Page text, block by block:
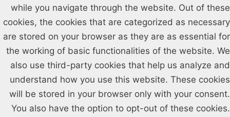
while you navigate through the website. Out of these
cookies, the cookies that are categorized as necessary
are stored on your browser as they are as essential for
the working of basic functionalities of the website. We
also use third-party cookies that help us analyze and
understand how you use this website. These cookies
will be stored in your browser only with your consent.
You also have the option to opt-out of these cookies.